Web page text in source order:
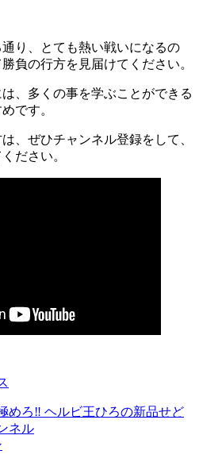
り、とても熱い戦いになるの
負の行方を見届けてください。
、多くの事を学ぶことができる
です。
、ぜひチャンネル登録をして、
ださい。
めろ‼︎ ヘルビ王ひろの新品せど
ネル